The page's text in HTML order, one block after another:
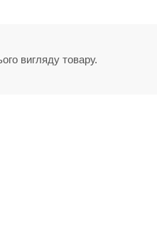
вигляду товару.